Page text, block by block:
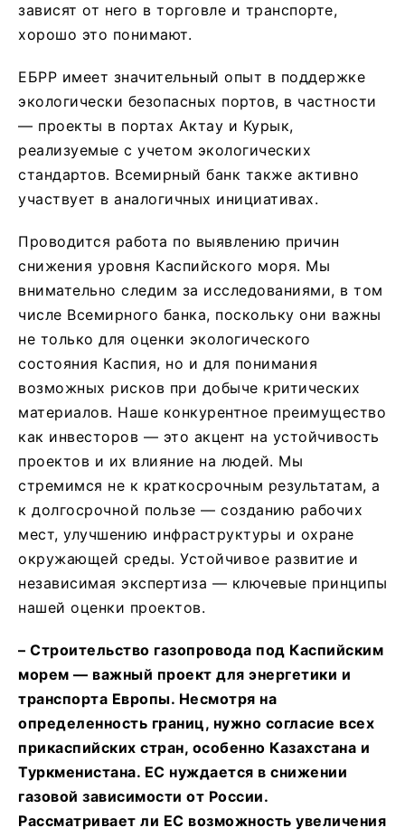
зависят от него в торговле и транспорте,
хорошо это понимают.
ЕБРР имеет значительный опыт в поддержке
экологически безопасных портов, в частности
— проекты в портах Актау и Курык,
реализуемые с учетом экологических
стандартов. Всемирный банк также активно
участвует в аналогичных инициативах.
Проводится работа по выявлению причин
снижения уровня Каспийского моря. Мы
внимательно следим за исследованиями, в том
числе Всемирного банка, поскольку они важны
не только для оценки экологического
состояния Каспия, но и для понимания
возможных рисков при добыче критических
материалов. Наше конкурентное преимущество
как инвесторов — это акцент на устойчивость
проектов и их влияние на людей. Мы
стремимся не к краткосрочным результатам, а
к долгосрочной пользе — созданию рабочих
мест, улучшению инфраструктуры и охране
окружающей среды. Устойчивое развитие и
независимая экспертиза — ключевые принципы
нашей оценки проектов.
– Строительство газопровода под Каспийским
морем — важный проект для энергетики и
транспорта Европы. Несмотря на
определенность границ, нужно согласие всех
прикаспийских стран, особенно Казахстана и
Туркменистана. ЕС нуждается в снижении
газовой зависимости от России.
Рассматривает ли ЕС возможность увеличения